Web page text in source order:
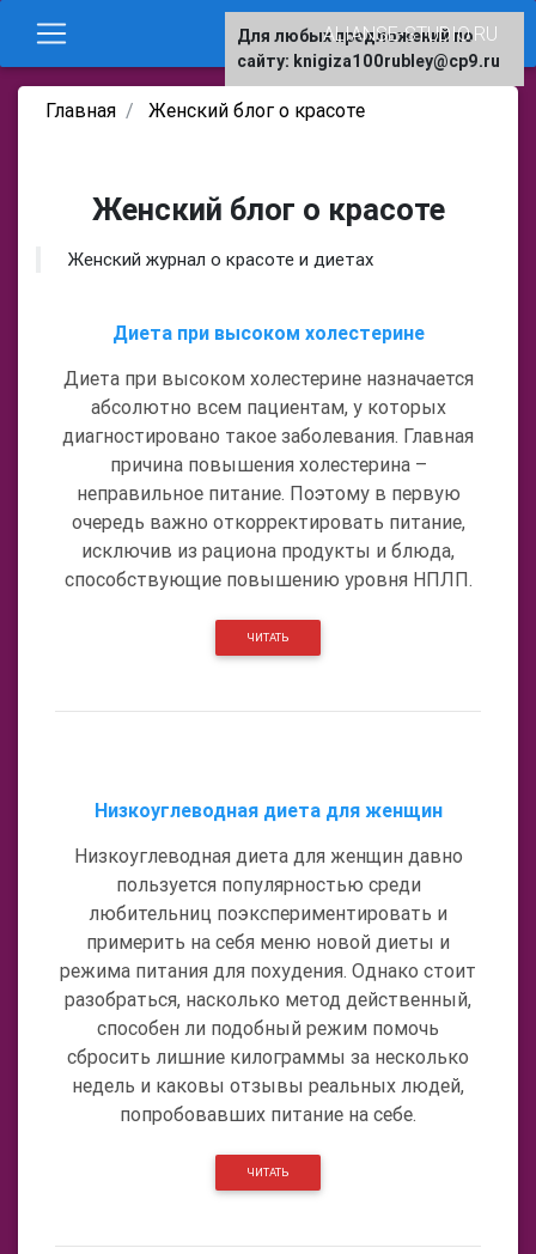
ALIANSE-STUDIO.RU
Главная Женский блог о красоте
Женский блог о красоте
Женский журнал о красоте и диетах
Диета при высоком холестерине
Диета при высоком холестерине назначается
абсолютно всем пациентам, у которых
диагностировано такое заболевания. Главная
причина повышения холестерина –
неправильное питание. Поэтому в первую
очередь важно откорректировать питание,
исключив из рациона продукты и блюда,
способствующие повышению уровня НПЛП.
ЧИТАТЬ
Низкоуглеводная диета для женщин
Низкоуглеводная диета для женщин давно
пользуется популярностью среди
любительниц поэкспериментировать и
примерить на себя меню новой диеты и
режима питания для похудения. Однако стоит
разобраться, насколько метод действенный,
способен ли подобный режим помочь
сбросить лишние килограммы за несколько
недель и каковы отзывы реальных людей,
попробовавших питание на себе.
ЧИТАТЬ
Для любых предложений по
сайту: knigiza100rubley@cp9.ru